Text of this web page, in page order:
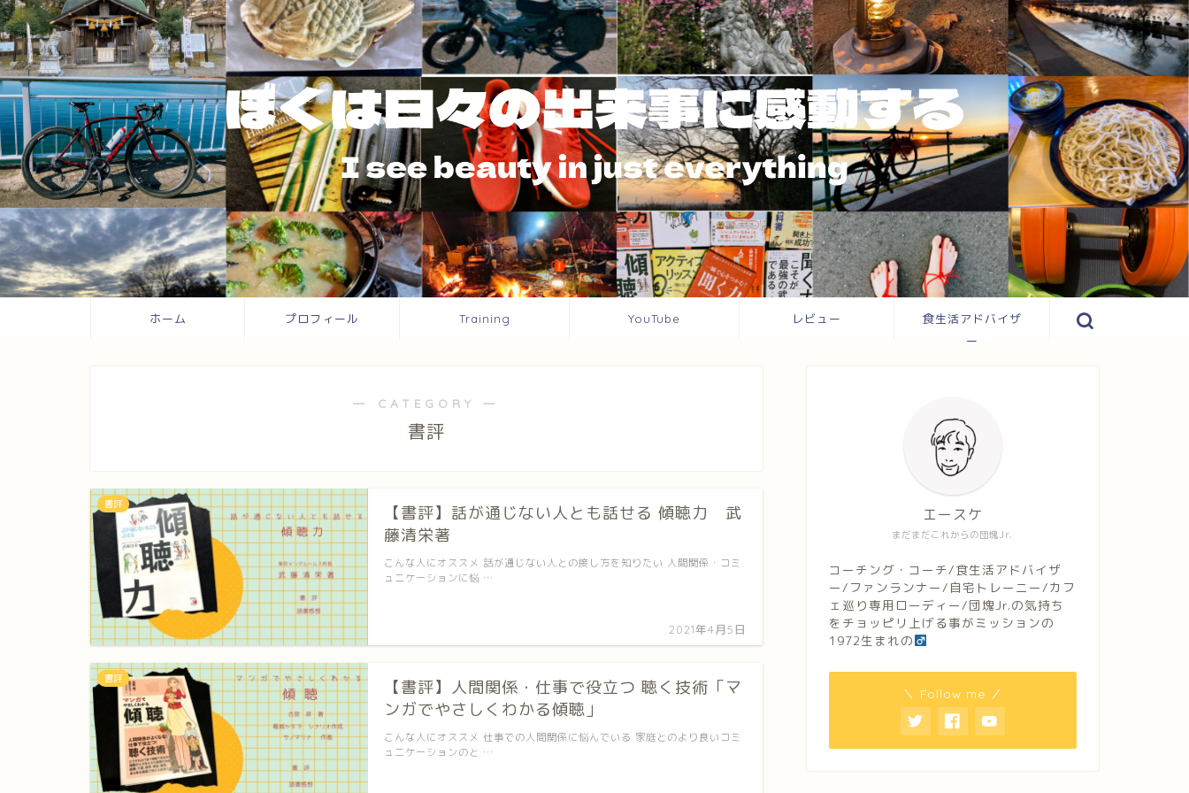
ホーム プロフィール Training YouTube レビュー
食生活アドバイザ
ー
― CATEGORY ―
書評
書評
【書評】話が通じない人とも話せる 傾聴力 武
藤清栄著
2021年4月5日
こんな人にオススメ 話が通じない人との接し方を知りたい 人間関係・コミ
ュニケーションに悩 …
書評
【書評】人間関係・仕事で役立つ 聴く技術「マ
ンガでやさしくわかる傾聴」
こんな人にオススメ 仕事での人間関係に悩んでいる 家庭とのより良いコミ
ュニケーションのと …
まだまだこれからの団塊Jr.
エースケ
コーチング・コーチ/食生活アドバイザ
ー/ファンランナー/自宅トレーニー/カフ
ェ巡り専用ローディー/団塊Jr.の気持ち
をチョッピリ上げる事がミッションの
1972生まれの
＼ Follow me ／